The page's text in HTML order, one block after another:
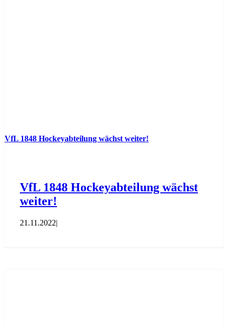
VfL 1848 Hockeyabteilung wächst weiter!
VfL 1848 Hockeyabteilung wächst
weiter!
21.11.2022|